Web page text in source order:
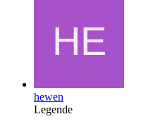
hewen
Legende